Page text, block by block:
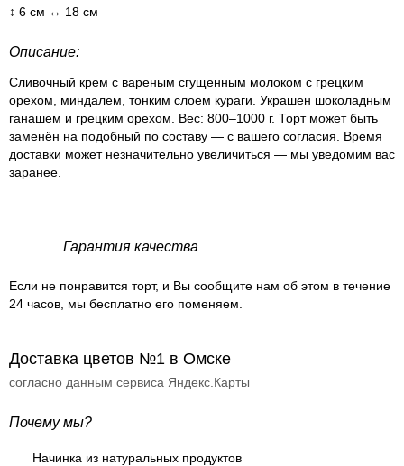
↕ 6 см ↔ 18 см
Описание:
Сливочный крем с вареным сгущенным молоком с грецким
орехом, миндалем, тонким слоем кураги. Украшен шоколадным
ганашем и грецким орехом. Вес: 800–1000 г. Торт может быть
заменён на подобный по составу — с вашего согласия. Время
доставки может незначительно увеличиться — мы уведомим вас
заранее.
Гарантия качества
Если не понравится торт, и Вы сообщите нам об этом в течение
24 часов, мы бесплатно его поменяем.
Доставка цветов №1 в Омске
согласно данным сервиса Яндекс.Карты
Почему мы?
Начинка из натуральных продуктов